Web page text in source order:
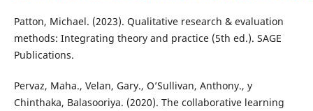
Patton, Michael. (2023). Qualitative research & evaluation
methods: Integrating theory and practice (5th ed.). SAGE
Publications.
Pervaz, Maha., Velan, Gary., O’Sullivan, Anthony., y
Chinthaka, Balasooriya. (2020). The collaborative learning